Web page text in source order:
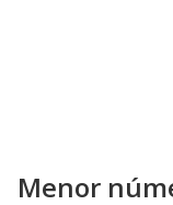
Menor